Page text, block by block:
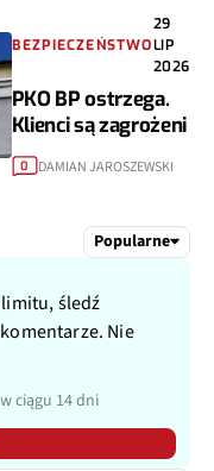
BEZPIECZEŃSTWO
29
LIP
2026
PKO BP ostrzega.
Klienci są zagrożeni
0 DAMIAN JAROSZEWSKI
Popularne
śledź
Nie
ciągu 14 dni